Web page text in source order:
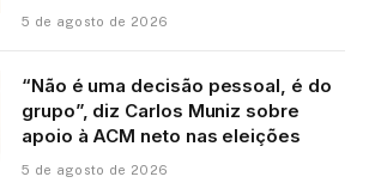
5 de agosto de 2026
“Não é uma decisão pessoal, é do
grupo”, diz Carlos Muniz sobre
apoio à ACM neto nas eleições
5 de agosto de 2026